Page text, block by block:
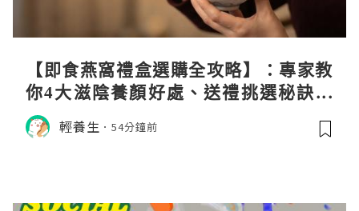
【即食燕窩禮盒選購全攻略】：專家教
你4大滋陰養顏好處、送禮挑選秘訣與
日常食用心得
輕養生 54分鐘前